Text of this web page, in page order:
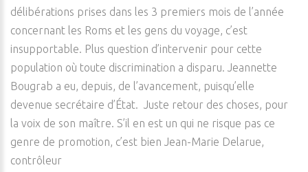
délibérations prises dans les 3 premiers mois de l’année
concernant les Roms et les gens du voyage, c’est
insupportable. Plus question d’intervenir pour cette
population où toute discrimination a disparu. Jeannette
Bougrab a eu, depuis, de l’avancement, puisqu’elle
devenue secrétaire d’État. Juste retour des choses, pour
la voix de son maître. S’il en est un qui ne risque pas ce
genre de promotion, c’est bien Jean-Marie Delarue,
contrôleur